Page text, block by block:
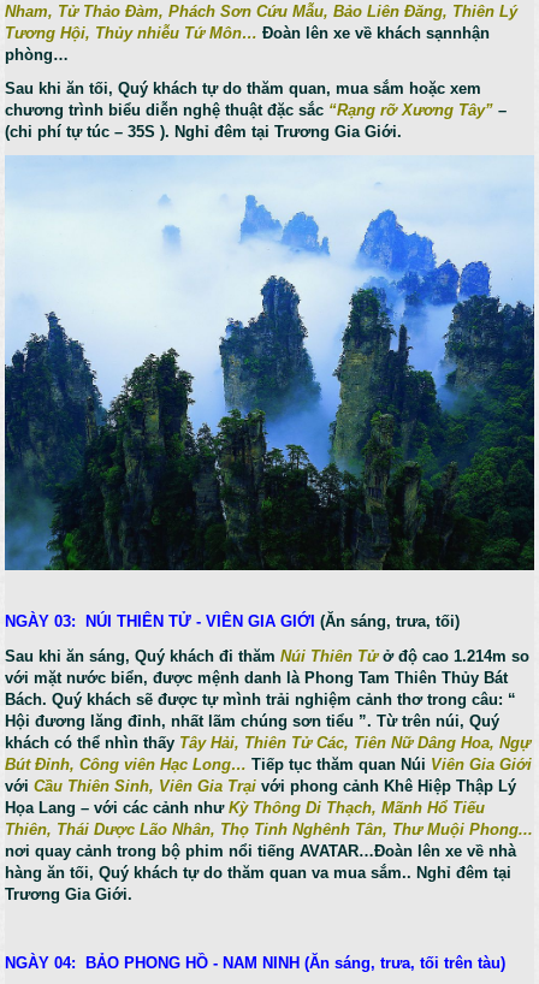
Nham, Tử Thảo Đàm, Phách Sơn Cứu Mẫu, Bảo Liên Đăng, Thiên Lý
Tương Hội, Thủy nhiễu Tứ Môn…Đoàn lên xe về khách sạnnhận
phòng…
Sau khi ăn tối, Quý khách tự do thăm quan, mua sắm hoặc xem
chương trình biểu diễn nghệ thuật đặc sắc “Rạng rỡ Xương Tây” –
(chi phí tự túc – 35S ). Nghỉ đêm tại Trương Gia Giới.
NGÀY 03: NÚI THIÊN TỬ - VIÊN GIA GIỚI(Ăn sáng, trưa, tối)
Sau khi ăn sáng, Quý khách đi thămNúi Thiên Tửở độ cao 1.214m so
với mặt nước biển, được mệnh danh là Phong Tam Thiên Thủy Bát
Bách. Quý khách sẽ được tự mình trải nghiệm cảnh thơ trong câu: “
Hội đương lăng đỉnh, nhất lãm chúng sơn tiểu ”. Từ trên núi, Quý
khách có thể nhìn thấy Tây Hải, Thiên Tử Các, Tiên Nữ Dâng Hoa, Ngự
Bút Đỉnh, Công viên Hạc Long… Tiếp tục thăm quan Núi Viên Gia Giới
vớiCầu Thiên Sinh, Viên Gia Trại với phong cảnh Khê Hiệp Thập Lý
Họa Lang – với các cảnh nhưKỳ Thông Di Thạch, Mãnh Hổ Tiếu
Thiên, Thái Dược Lão Nhân, Thọ Tinh Nghênh Tân, Thư Muội Phong...
nơi quay cảnh trong bộ phim nổi tiếng AVATAR…Đoàn lên xe về nhà
hàng ăn tối, Quý khách tự do thăm quan va mua sắm.. Nghỉ đêm tại
Trương Gia Giới.
NGÀY 04: BẢO PHONG HỒ - NAM NINH(Ăn sáng, trưa, tốitrên tàu)